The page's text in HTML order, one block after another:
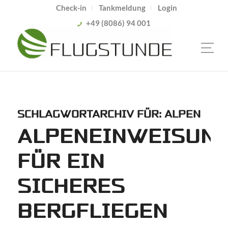
Check-in Tankmeldung
Login
+49 (8086) 94 001
SCHLAGWORTARCHIV FÜR: ALPEN
FÜR EIN
SICHERES
BERGFLIEGEN